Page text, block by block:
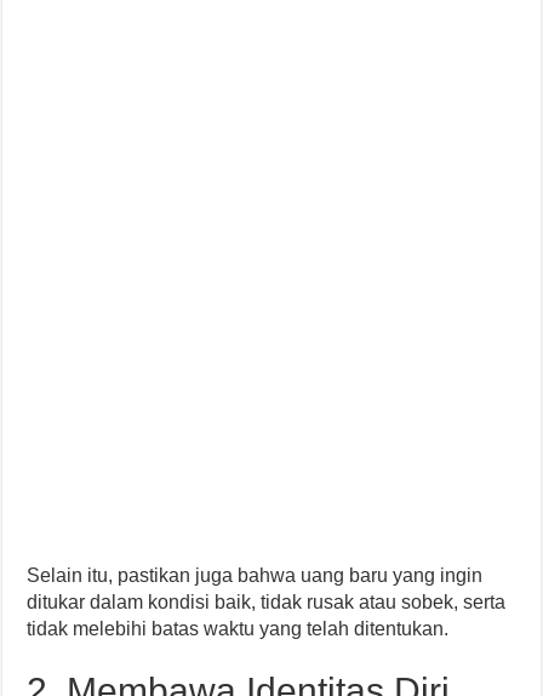
Selain itu, pastikan juga bahwa uang baru yang ingin
ditukar dalam kondisi baik, tidak rusak atau sobek, serta
tidak melebihi batas waktu yang telah ditentukan.